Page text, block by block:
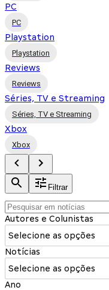
PC
PC
Playstation
Playstation
Reviews
Reviews
Séries, TV e Streaming
Séries, TV e Streaming
Xbox
Xbox
Filtrar
Autores e Colunistas
Selecione as opções
Notícias
Selecione as opções
Ano